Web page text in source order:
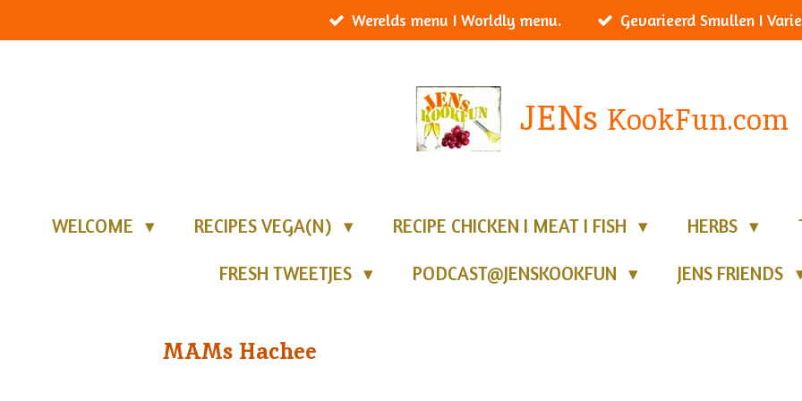
direct
Werelds menu I Worldly menu. Gevarieerd Smullen I
JENs KookFun.com
WELCOME RECIPES VEGA(N) RECIPE CHICKEN I MEAT I FISH HERBS
FRESH TWEETJES PODCAST@JENSKOOKFUN JENS FRIENDS
MAMs Hachee